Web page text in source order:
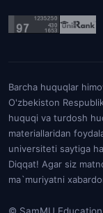
Barcha huquqlar
O'zbekiston
huquqi va turdosh
materiallaridan
universiteti saytiga
Diqqat! Agar siz
ma`muriyatni